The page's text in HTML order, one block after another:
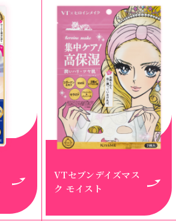
VTセブンデイズマス
ク モイスト​